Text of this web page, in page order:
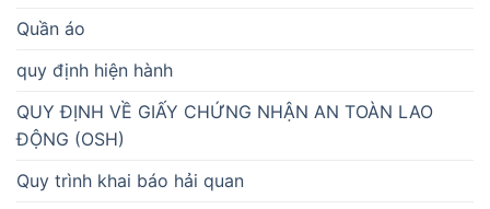
Quần áo
quy định hiện hành
QUY ĐỊNH VỀ GIẤY CHỨNG NHẬN AN TOÀN LAO
ĐỘNG (OSH)
Quy trình khai báo hải quan